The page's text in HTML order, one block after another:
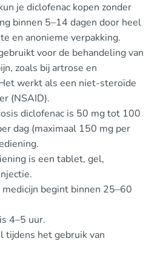
je diclofenac kopen zonder
binnen 5–14 dagen door heel
en anonieme verpakking.
voor de behandeling van
zoals bij artrose en
werkt als een niet-steroïde
(NSAID).
diclofenac is 50 mg tot 100
dag (maximaal 150 mg per
is een tablet, gel,
begint binnen 25–60
4–5 uur.
tijdens het gebruik van